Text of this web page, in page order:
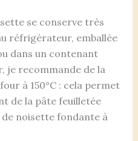
se conserve très
réfrigérateur, emballée
dans un contenant
je recommande de la
à 150°C : cela permet
de la pâte feuilletée
noisette fondante à